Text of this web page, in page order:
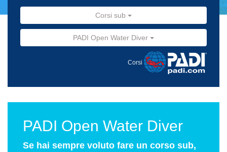
Corsi sub
PADI Open Water Diver
Corsi
PADI Open Water Diver
Se hai sempre voluto fare un corso sub,